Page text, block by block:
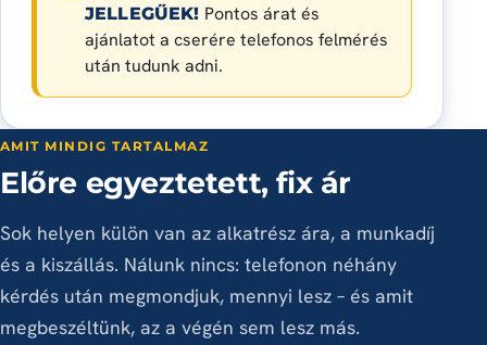
JELLEGŰEK! Pontos árat és
ajánlatot a cserére telefonos felmérés
után tudunk adni.
AMIT MINDIG TARTALMAZ
Előre egyeztetett, fix ár
Sok helyen külön van az alkatrész ára, a munkadíj
és a kiszállás. Nálunk nincs: telefonon néhány
kérdés után megmondjuk, mennyi lesz – és amit
megbeszéltünk, az a végén sem lesz más.